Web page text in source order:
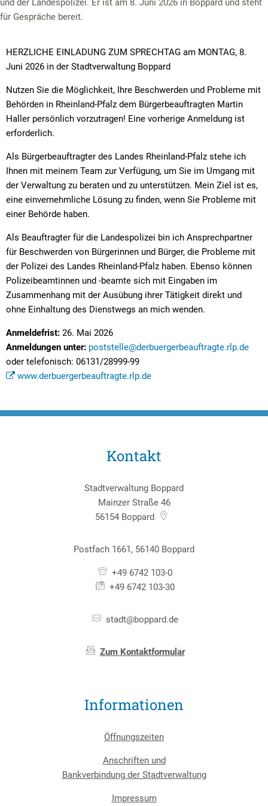
für Gespräche bereit.
HERZLICHE EINLADUNG ZUM SPRECHTAG am MONTAG, 8.
Juni 2026 in der Stadtverwaltung Boppard
Nutzen Sie die Möglichkeit, Ihre Beschwerden und Probleme mit
Behörden in Rheinland-Pfalz dem Bürgerbeauftragten Martin
Haller persönlich vorzutragen! Eine vorherige Anmeldung ist
erforderlich.
Als Bürgerbeauftragter des Landes Rheinland-Pfalz stehe ich
Ihnen mit meinem Team zur Verfügung, um Sie im Umgang mit
der Verwaltung zu beraten und zu unterstützen. Mein Ziel ist es,
eine einvernehmliche Lösung zu finden, wenn Sie Probleme mit
einer Behörde haben.
Als Beauftragter für die Landespolizei bin ich Ansprechpartner
für Beschwerden von Bürgerinnen und Bürger, die Probleme mit
der Polizei des Landes Rheinland-Pfalz haben. Ebenso können
Polizeibeamtinnen und -beamte sich mit Eingaben im
Zusammenhang mit der Ausübung ihrer Tätigkeit direkt und
ohne Einhaltung des Dienstwegs an mich wenden.
Anmeldefrist: 26. Mai 2026
Anmeldungen unter: poststelle@derbuergerbeauftragte.rlp.de
oder telefonisch: 06131/28999-99
www.derbuergerbeauftragte.rlp.de
Kontakt
Stadtverwaltung Boppard
Mainzer Straße 46
56154 Boppard
Postfach 1661, 56140 Boppard
+49 6742 103-0
+49 6742 103-30
stadt@boppard.de
Zum Kontaktformular
Informationen
Öffnungszeiten
Anschriften und
Bankverbindung der Stadtverwaltung
Impressum